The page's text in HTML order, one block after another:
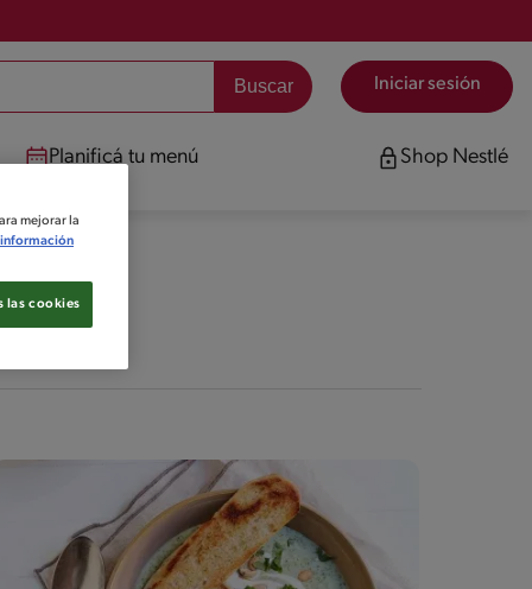
Iniciar sesión
Planificá tu menú Shop Nestlé
mejorar la
información
las cookies